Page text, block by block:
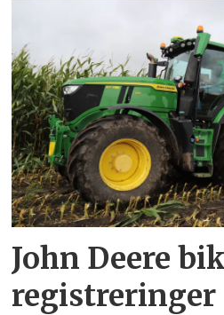
John Deere
registreringer